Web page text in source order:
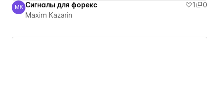
Maxim Kazarin
MK Сигналы для форекс 1
0
Maxim Kazarin